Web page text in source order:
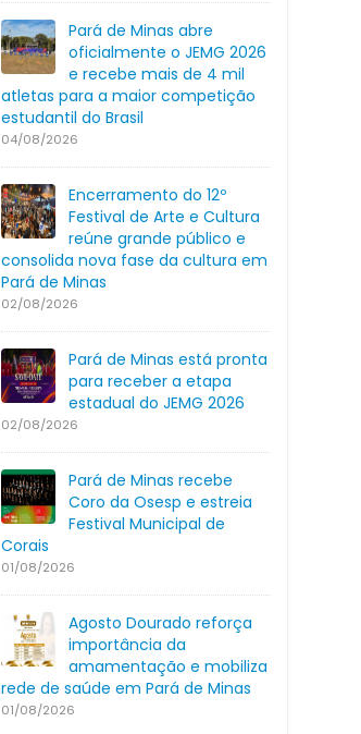
Pará de Minas abre
oficialmente o JEMG 2026
e recebe mais de 4 mil
atletas para a maior competição
estudantil do Brasil
04/08/2026
Encerramento do 12º
Festival de Arte e Cultura
reúne grande público e
consolida nova fase da cultura em
Pará de Minas
02/08/2026
Pará de Minas está pronta
para receber a etapa
estadual do JEMG 2026
02/08/2026
Pará de Minas recebe
Coro da Osesp e estreia
Festival Municipal de
Corais
01/08/2026
Agosto Dourado reforça
importância da
amamentação e mobiliza
rede de saúde em Pará de Minas
01/08/2026